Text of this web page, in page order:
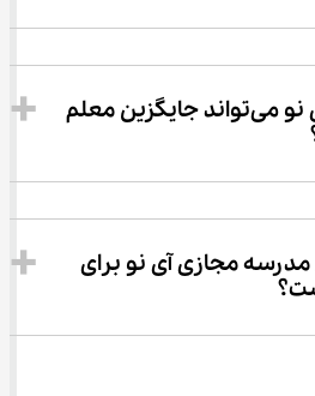
آیا ویدیوهای آی نو می‌تواند جایگزین معلم
مجازی آی نو برای